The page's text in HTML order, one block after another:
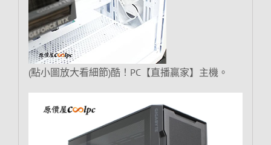
(點小圖放大看細節)酷！PC【直播贏家】主機。